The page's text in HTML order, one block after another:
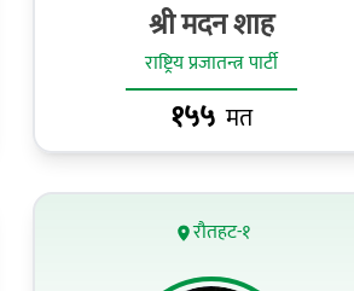
श्री मदन शाह
राष्ट्रिय प्रजातन्त्र पार्टी
१५५ मत
रौतहट-१